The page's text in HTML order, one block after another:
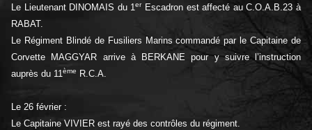
Le Lieutenant DINOMAIS du 1erEscadron est affecté au C.O.A.B.23 à
RABAT.
Le Régiment Blindé de Fusiliers Marins commandé par le Capitaine de
Corvette MAGGYAR arrive à BERKANE pour y suivre l’instruction
auprès du 11ème R.C.A.
Le 26 février :
Le Capitaine VIVIER est rayé des contrôles du régiment.